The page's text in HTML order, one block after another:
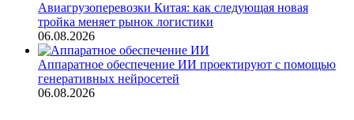
Авиагрузоперевозки Китая: как следующая новая
тройка меняет рынок логистики
06.08.2026
Аппаратное обеспечение ИИ проектируют с помощью
генеративных нейросетей
06.08.2026